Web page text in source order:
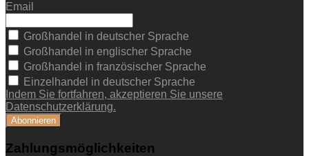
Email
Großhandel in deutscher Sprache
Großhandel in englischer Sprache
Großhandel in französischer Sprache
Einzelhandel in deutscher Sprache
Indem Sie fortfahren, akzeptieren Sie unsere
Datenschutzerklärung.
Zahlungsmöglichkeiten